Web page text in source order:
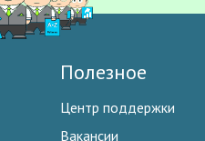
Полезное
Центр поддержки
Вакансии